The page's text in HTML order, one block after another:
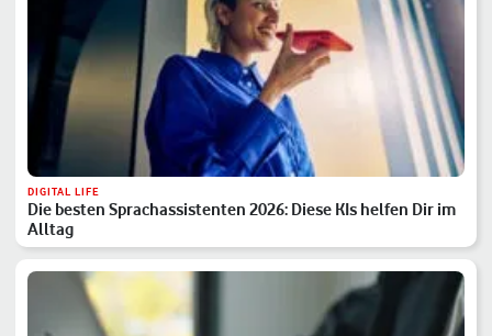
DIGITAL LIFE
Die besten Sprachassistenten 2026: Diese KIs helfen Dir im
Alltag